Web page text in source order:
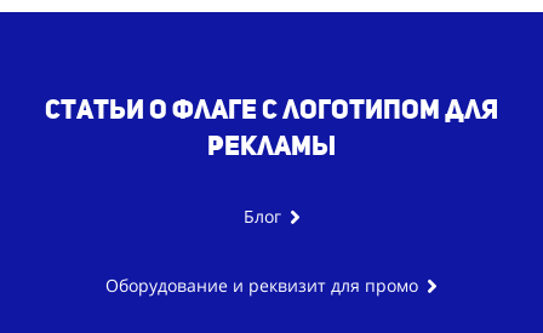
Статьи о флаге с логотипом для
рекламы
Блог
Оборудование и реквизит для промо